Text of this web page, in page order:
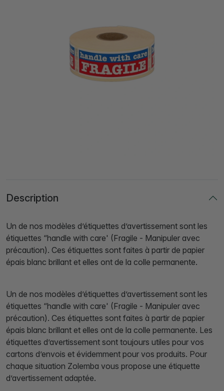
Description
Un de nos modèles d’étiquettes d’avertissement sont les
étiquettes “handle with care' (Fragile - Manipuler avec
précaution). Ces étiquettes sont faites à partir de papier
épais blanc brillant et elles ont de la colle permanente.
Un de nos modèles d’étiquettes d’avertissement sont les
étiquettes “handle with care' (Fragile - Manipuler avec
précaution). Ces étiquettes sont faites à partir de papier
épais blanc brillant et elles ont de la colle permanente. Les
étiquettes d’avertissement sont toujours utiles pour vos
cartons d’envois et évidemment pour vos produits. Pour
chaque situation Zolemba vous propose une étiquette
d’avertissement adaptée.